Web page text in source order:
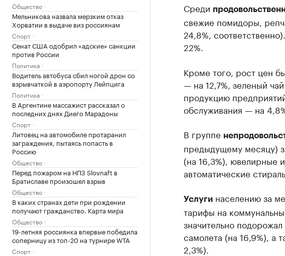
Общество
Мельникова назвала мерзким отказ
Хорватии в выдаче виз россиянам
Спорт
Сенат США одобрил «адские» санкции
против России
Политика
Водитель автобуса сбил ногой дрон со
взрывчаткой в аэропорту Лейпцига
Политика
В Аргентине массажист рассказал о
последних днях Диего Марадоны
Спорт
Литовец на автомобиле протаранил
заграждения, пытаясь попасть в
Россию
Общество
Перед пожаром на НПЗ Slovnaft в
Братиславе произошел взрыв
Общество
В каких странах дети при рождении
получают гражданство. Карта мира
Общество
19-летняя россиянка впервые победила
соперницу из топ-20 на турнире WTA
Спорт
Среди
свежие помидоры,
24,8%,
22%.
Кроме того, рост цен
— на 12,7%, зеленый
продукцию
обслуживания — на
В группе
предыдущему месяцу)
(на 16,3%), ювелирные
автоматические
Услугинаселению за
тарифы на
значительно
самолета (на 16,9%), а
2,3%).